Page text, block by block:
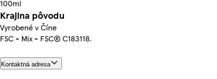
100ml
Krajina pôvodu
Vyrobené v Číne
FSC - Mix - FSC® C183118.
Kontaktná adresa